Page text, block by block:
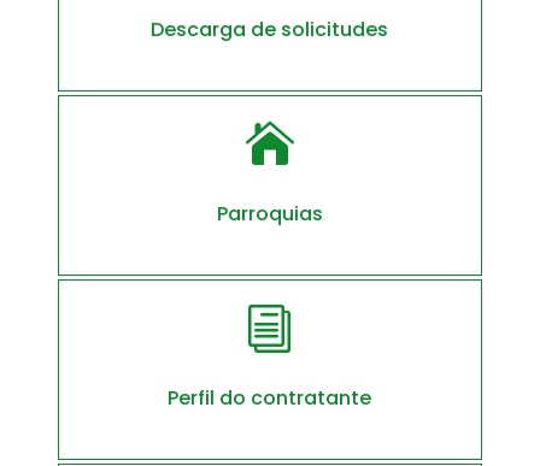
Descarga de solicitudes

Parroquias
i
Perfil do contratante